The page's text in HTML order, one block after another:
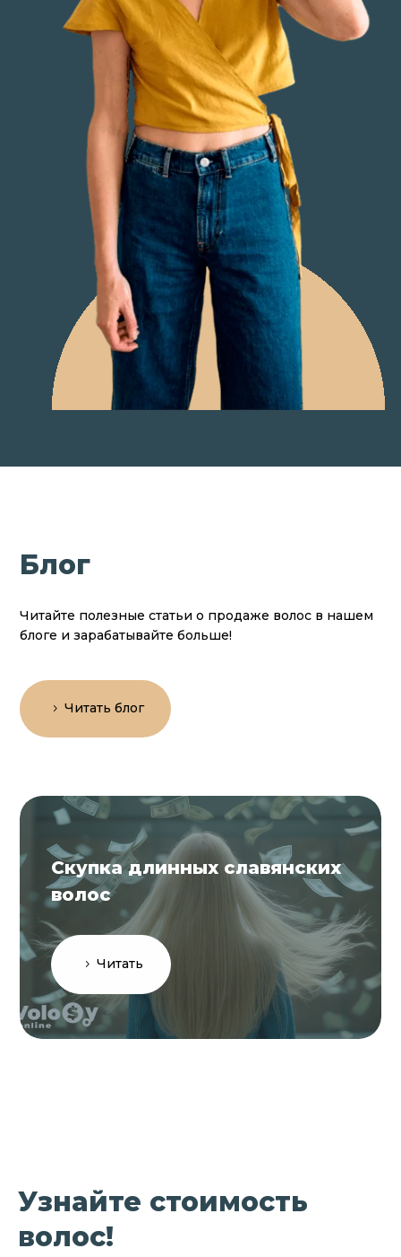
Блог
Читайте полезные статьи о продаже волос в нашем
блоге и зарабатывайте больше!
Читать блог
Скупка длинных славянских
волос
Читать
Узнайте стоимость
волос!